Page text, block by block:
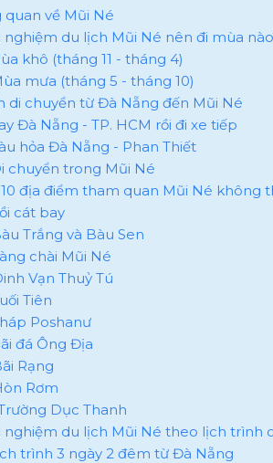
quan về Mũi Né
nghiệm du lịch Mũi Né nên đi mùa
khô (tháng 11 - tháng 4)
mưa (tháng 5 - tháng 10)
di chuyển từ Đà Nẵng đến Mũi Né
Đà Nẵng - TP. HCM rồi đi xe tiếp
hỏa Đà Nẵng - Phan Thiết
chuyển trong Mũi Né
10 địa điểm tham quan Mũi Né không
cát bay
Trắng và Bàu Sen
chài Mũi Né
Vạn Thuỷ Tú
Tiên
Poshanư
đá Ông Địa
Rạng
Rơm
Dục Thanh
nghiệm du lịch Mũi Né theo lịch trình
trình 3 ngày 2 đêm từ Đà Nẵng